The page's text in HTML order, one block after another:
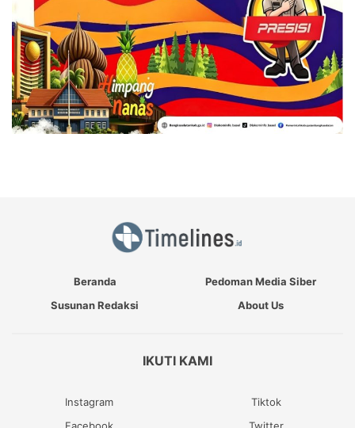
Beranda
Pedoman Media Siber
Susunan Redaksi
About Us
IKUTI KAMI
Instagram
Tiktok
Facebook
Twitter